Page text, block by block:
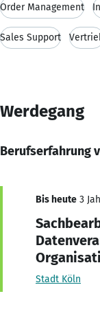
Order Management
Sales Support
Werdegang
Berufserfahrung
Bis heute 3
Stadt Köln